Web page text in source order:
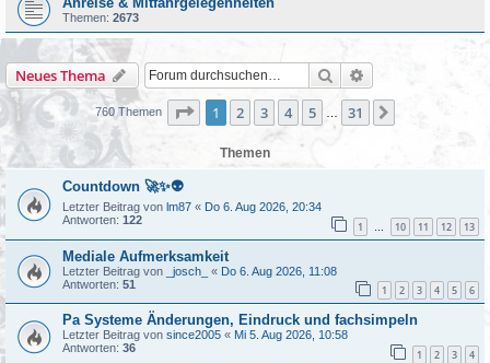
Themen: 2673
Neues Thema Suche
760 Themen Seite 1von 31
1 2 3 4 5 31
Themen
Countdown 🚀✨👽
Letzter Beitrag von lm87 « Do 6. Aug 2026, 20:34
Antworten: 122 1 … 10 11 12 13
Mediale Aufmerksamkeit
Letzter Beitrag von _josch_ « Do 6. Aug 2026, 11:08
Antworten: 51 1 2 3 4 5 6
Pa Systeme Änderungen, Eindruck und fachsimpeln
Letzter Beitrag von since2005 « Mi 5. Aug 2026, 10:58
Antworten: 36 1 2 3 4